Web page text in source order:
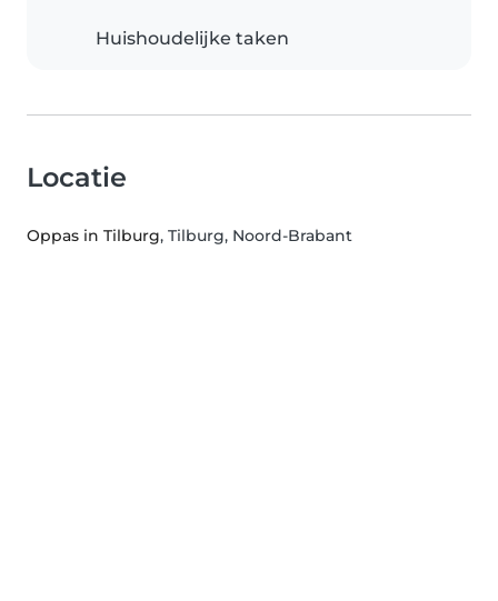
Huishoudelijke taken
Locatie
Oppas in Tilburg, Tilburg, Noord-Brabant